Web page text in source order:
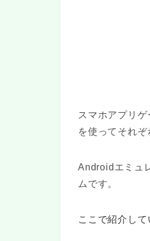
スマホアプリゲ
を使ってそれぞ
Androidエミュ
ムです。
ここで紹介し